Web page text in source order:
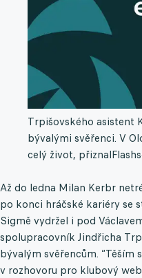
Trpišovského asistent
bývalými svěřenci. V
celý život, přiznal
Až do ledna Milan Kerbr
po konci hráčské kariéry se
Sigmě vydržel i pod
spolupracovník Jindřicha
bývalým svěřencům.
v rozhovoru pro klubový